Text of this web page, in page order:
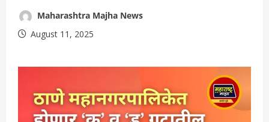
Maharashtra Majha News
August 11, 2025